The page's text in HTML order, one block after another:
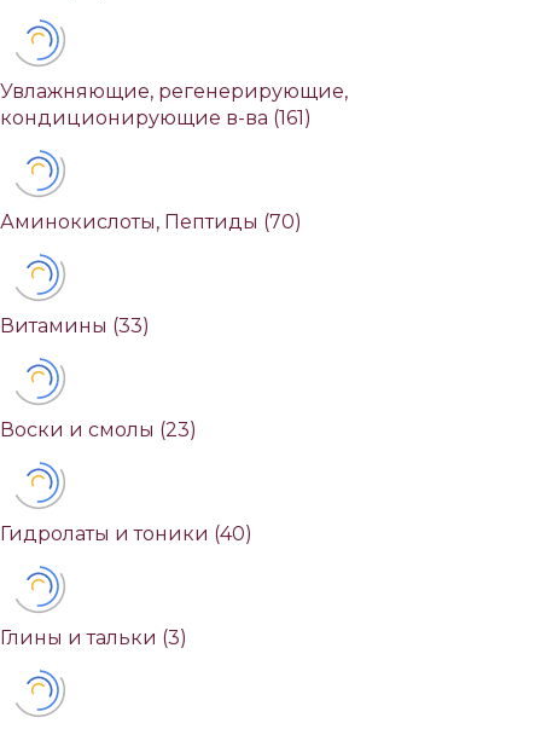
Увлажняющие, регенерирующие,
кондиционирующие в-ва (161)
Аминокислоты, Пептиды (70)
Витамины (33)
Воски и смолы (23)
Гидролаты и тоники (40)
Глины и тальки (3)